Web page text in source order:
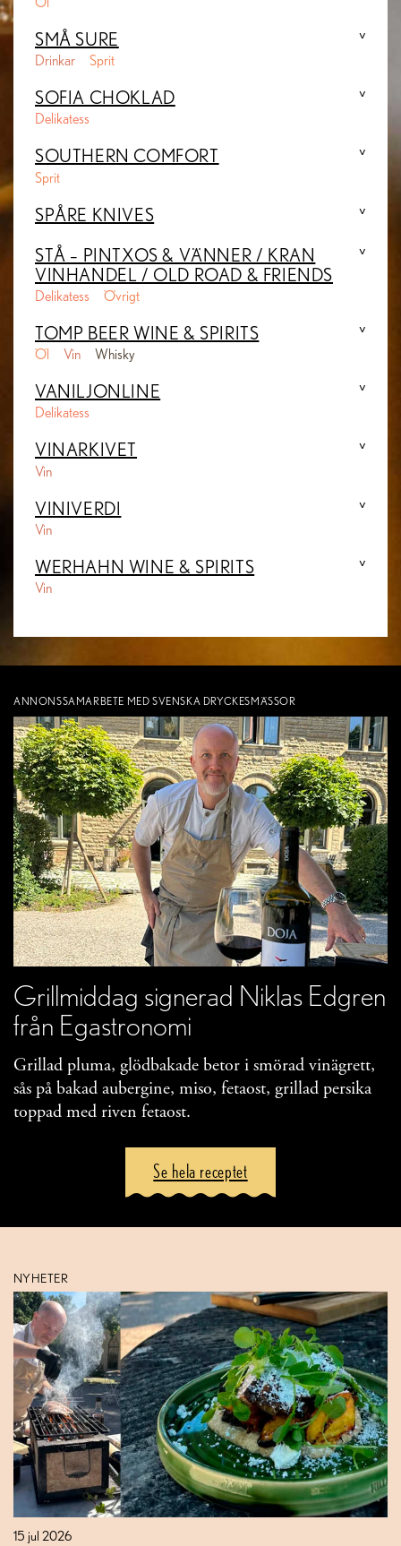
SMÅ SURE
Drinkar Sprit
SOFIA CHOKLAD
Delikatess
SOUTHERN COMFORT
Sprit
SPÅRE KNIVES
STÅ – PINTXOS & VÄNNER / KRAN
VINHANDEL / OLD ROAD & FRIENDS
Delikatess Övrigt
TOMP BEER WINE & SPIRITS
Öl Vin Whisky
VANILJONLINE
Delikatess
VINARKIVET
Vin
VINIVERDI
Vin
WERHAHN WINE & SPIRITS
Vin
ANNONSSAMARBETE MED SVENSKA DRYCKESMÄSSOR
Grillmiddag signerad Niklas Edgren
från Egastronomi
Grillad pluma, glödbakade betor i smörad vinägrett,
sås på bakad aubergine, miso, fetaost, grillad persika
toppad med riven fetaost.
Se hela receptet
NYHETER
15 jul 2026